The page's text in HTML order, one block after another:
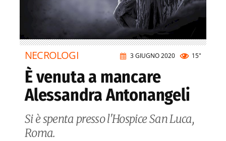
3 GIUGNO 2020 15"
NECROLOGI
È venuta a mancare
Alessandra Antonangeli
Si è spenta presso l'Hospice San Luca,
Roma.